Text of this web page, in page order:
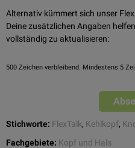
FlexTalk - Der
Alternativ kümmert sich unser
Deine zusätzlichen Angaben
vollständig zu aktualisieren:
500 Zeichen verbleibend. Mindestens 5
Stichworte: FlexTalk, Kehlkopf,
Fachgebiete: Kopf und Hals